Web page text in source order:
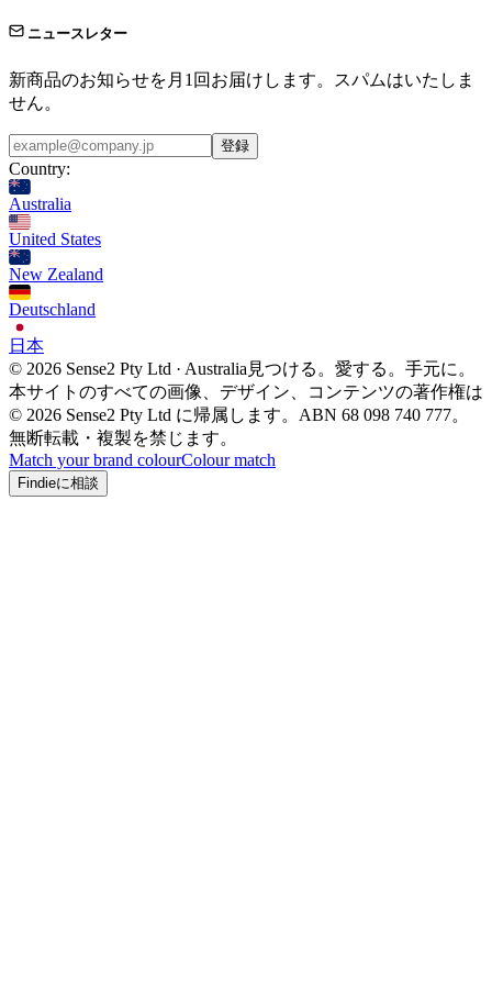
ニュースレター
新商品のお知らせを月1回お届けします。スパムはいたしま
せん。
登録
Country:
Australia
United States
New Zealand
Deutschland
日本
© 2026 Sense2 Pty Ltd · Australia 見つける。愛する。手元に。
本サイトのすべての画像、デザイン、コンテンツの著作権は
© 2026 Sense2 Pty Ltd に帰属します。ABN 68 098 740 777。
無断転載・複製を禁じます。
Match your brand colourColour match
Findieに相談